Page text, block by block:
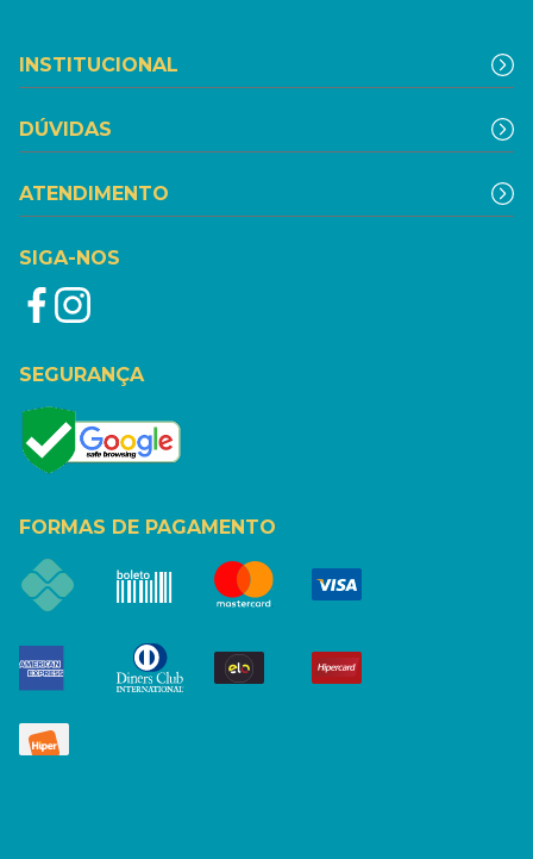
INSTITUCIONAL
DÚVIDAS
ATENDIMENTO
SIGA-NOS
SEGURANÇA
FORMAS DE PAGAMENTO